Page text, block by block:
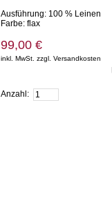
Ausführung: 100 % Leinen
Farbe: flax
99,00 €
inkl. MwSt. zzgl. Versandkosten
Anzahl: